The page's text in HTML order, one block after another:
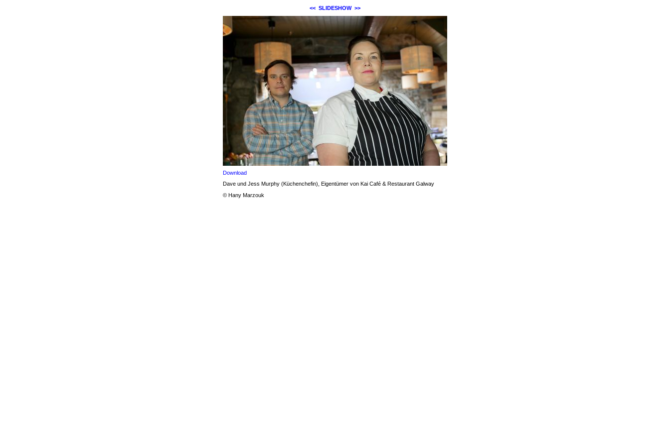
<< SLIDESHOW >>
Download
Dave und Jess Murphy (Küchenchefin), Eigentümer von Kai Café & Restaurant Galway
© Hany Marzouk